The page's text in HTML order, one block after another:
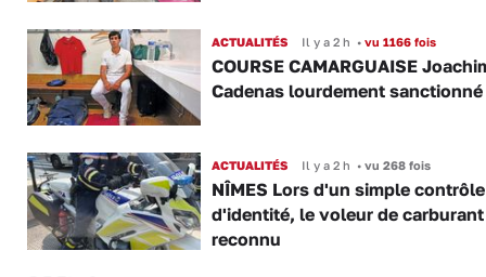
ACTUALITÉS Il y a 2 h •vu 1166 fois
COURSE CAMARGUAISE
Cadenas lourdement sanctionné
ACTUALITÉS Il y a 2 h •vu 268 fois
NÎMES Lors d'un simple contrôle
d'identité, le voleur de
reconnu